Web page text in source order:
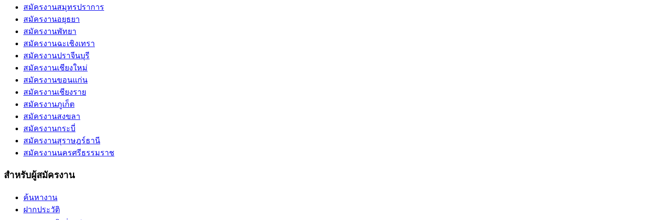
สมัครงานสมุทรปราการ
สมัครงานอยุธยา
สมัครงานพัทยา
สมัครงานฉะเชิงเทรา
สมัครงานปราจีนบุรี
สมัครงานเชียงใหม่
สมัครงานขอนแก่น
สมัครงานเชียงราย
สมัครงานภูเก็ต
สมัครงานสงขลา
สมัครงานกระบี่
สมัครงานสุราษฎร์ธานี
สมัครงานนครศรีธรรมราช
สำหรับผู้สมัครงาน
ค้นหางาน
ฝากประวัติ